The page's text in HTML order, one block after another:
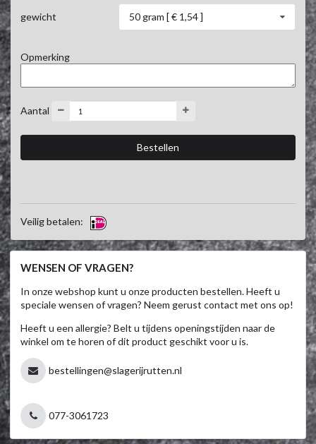
gewicht 50 gram [ € 1,54 ]
Opmerking
Aantal
Veilig betalen:
WENSEN OF VRAGEN?
In onze webshop kunt u onze producten bestellen. Heeft u
speciale wensen of vragen? Neem gerust contact met ons op!
Heeft u een allergie? Belt u tijdens openingstijden naar de
winkel om te horen of dit product geschikt voor u is.
bestellingen@slagerijrutten.nl
077-3061723